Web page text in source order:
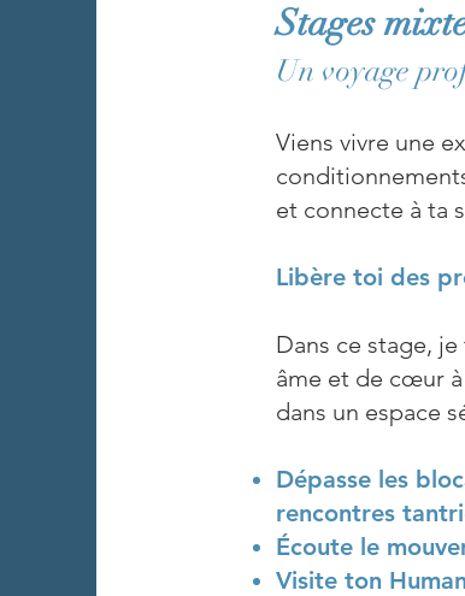
Stages
Un voyage
Viens vivre une
et connecte à ta
Libère toi des
Dans ce stage,
âme et de cœur
dans un espace
Dépasse les
rencontres
Écoute le
Visite ton